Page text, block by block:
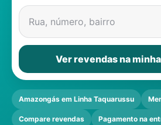
Contatos
Rua, número, bairro
Ver revendas na
Amazongás em Linha Taquarussu
Compare revendas Pagamento na